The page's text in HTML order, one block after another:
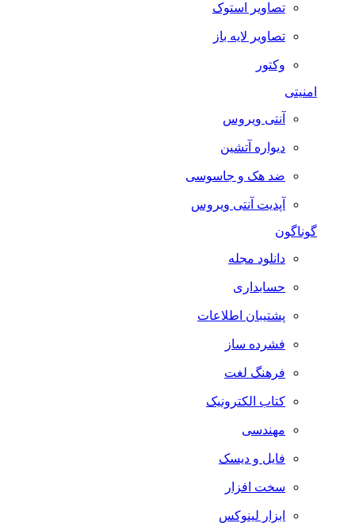
تصاویر استوک
تصاویر لایه باز
وکتور
امنیتی
آنتی ویروس
دیواره آتشین
ضد هک و جاسوسی
آپدیت آنتی ویروس
گوناگون
دانلود مجله
حسابداری
پشتیبان اطلاعات
فشرده ساز
فرهنگ لغت
کتاب الکترونیک
مهندسی
فایل و دیسک
سخت افزار
ابزار لینوکس